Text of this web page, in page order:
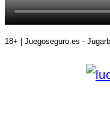
18+ | Juegoseguro.es -